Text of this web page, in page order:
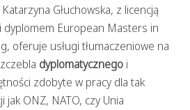
Głuchowska, z licencją
dyplomem European Masters in
oferuje usługi tłumaczeniowe na
dyplomatycznego i
zdobyte w pracy dla tak
ONZ, NATO, czy Unia